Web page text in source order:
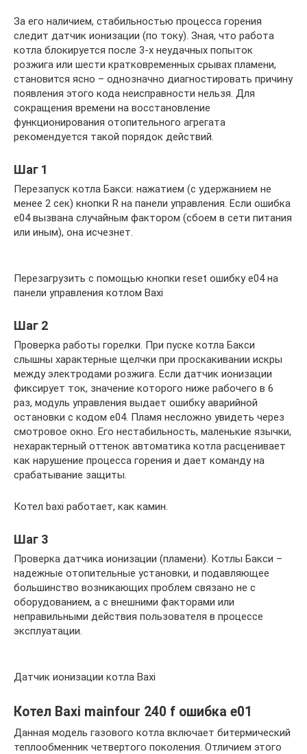
За его наличием, стабильностью процесса горения
следит датчик ионизации (по току). Зная, что работа
котла блокируется после 3-х неудачных попыток
розжига или шести кратковременных срывах пламени,
становится ясно – однозначно диагностировать причину
появления этого кода неисправности нельзя. Для
сокращения времени на восстановление
функционирования отопительного агрегата
рекомендуется такой порядок действий.
Шаг 1
Перезапуск котла Бакси: нажатием (с удержанием не
менее 2 сек) кнопки R на панели управления. Если ошибка
е04 вызвана случайным фактором (сбоем в сети питания
или иным), она исчезнет.
Перезагрузить с помощью кнопки reset ошибку е04 на
панели управления котлом Baxi
Шаг 2
Проверка работы горелки. При пуске котла Бакси
слышны характерные щелчки при проскакивании искры
между электродами розжига. Если датчик ионизации
фиксирует ток, значение которого ниже рабочего в 6
раз, модуль управления выдает ошибку аварийной
остановки с кодом е04. Пламя несложно увидеть через
смотровое окно. Его нестабильность, маленькие язычки,
нехарактерный оттенок автоматика котла расценивает
как нарушение процесса горения и дает команду на
срабатывание защиты.
Котел baxi работает, как камин.
Шаг 3
Проверка датчика ионизации (пламени). Котлы Бакси –
надежные отопительные установки, и подавляющее
большинство возникающих проблем связано не с
оборудованием, а с внешними факторами или
неправильными действия пользователя в процессе
эксплуатации.
Датчик ионизации котла Baxi
Котел Baxi mainfour 240 f ошибка e01
Данная модель газового котла включает битермический
теплообменник четвертого поколения. Отличием этого